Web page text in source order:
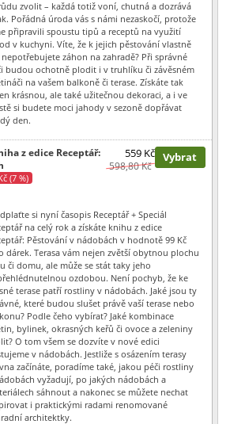
zvolit – každá totiž voní, chutná a dozrává
Pořádná úroda vás s námi nezaskočí, protože
připravili spoustu tipů a receptů na využití
v kuchyni. Víte, že k jejich pěstování vlastně
záhon na zahradě? Při správné
budou ochotně plodit i v truhlíku či závěsném
na vašem balkoně či terase. Získáte tak
krásnou, ale také užitečnou dekoraci, a i ve
si budete moci jahody v sezoně dopřávat
den.
z edice Receptář:
(7 %)
559 Kč
598,80 Kč
Vybrat
si nyní časopis Receptář + Speciál
na celý rok a získáte knihu z edice
Pěstování v nádobách v hodnotě 99 Kč
dárek. Terasa vám nejen zvětší obytnou plochu
či domu, ale může se stát taky jeho
ozdobou. Není pochyb, že ke
terase patří rostliny v nádobách. Jaké jsou ty
které budou slušet právě vaší terase nebo
Podle čeho vybírat? Jaké kombinace
bylinek, okrasných keřů či ovoce a zeleniny
O tom všem se dozvíte v nové edici
v nádobách. Jestliže s osázením terasy
začínáte, poradíme také, jakou péči rostliny
vyžadují, po jakých nádobách a
sáhnout a nakonec se můžete nechat
i praktickými radami renomované
architektky.